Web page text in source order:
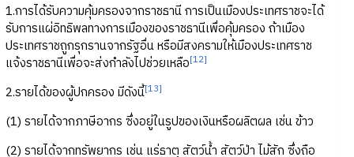
1.การได้รับความคุ้มครองจากราชธานี การเป็นเมืองประเทศราชจะได้
รับการแผ่อิทธิพลทางการเมืองของราชธานีเพื่อคุ้มครอง ถ้าเมือง
ประเทศราชถูกรุกรานจากรัฐอื่น หรือมีสงครามให้เมืองประเทศราช
แจ้งราชธานีเพื่อจะส่งกำลังไปช่วยเหลือ[12]
2.รายได้ของผู้ปกครอง มีดังนี้[13]
(1) รายได้จากภาษีอากร ซึ่งอยู่ในรูปของเงินหรือผลิตผล เช่น ข้าว
(2) รายได้จากทรัพยากร เช่น แร่ธาตุ สัตว์น้ำ สัตว์ป่า ไม้สัก ซึ่งถือ